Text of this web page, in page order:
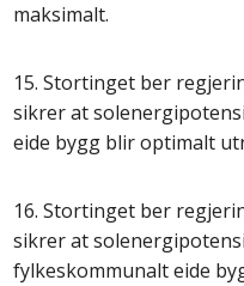
maksimalt.
15. Stortinget ber
sikrer at
eide bygg blir optimalt
16. Stortinget ber
sikrer at
fylkeskommunalt eide